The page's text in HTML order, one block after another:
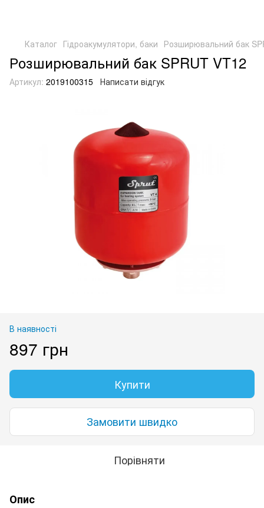
Каталог Гідроакумулятори, баки Розширювальний бак
Розширювальний бак SPRUT VT12
Артикул: 2019100315 Написати відгук
В наявності
897 грн
Купити
Замовити швидко
Порівняти
Опис